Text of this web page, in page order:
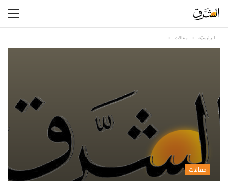
الرئيسيّة مقالات
مقالات